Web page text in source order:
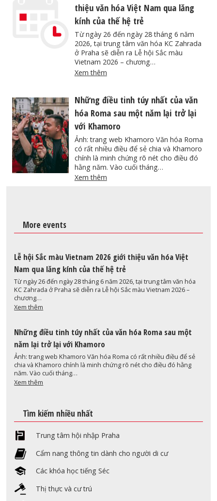
thiệu văn hóa Việt Nam qua lăng
kính của thế hệ trẻ
Từ ngày 26 đến ngày 28 tháng 6 năm
2026, tại trung tâm văn hóa KC Zahrada
ở Praha sẽ diễn ra Lễ hội Sắc màu
Vietnam 2026 – chương…
Xem thêm
Những điều tinh túy nhất của văn
hóa Roma sau một năm lại trở lại
với Khamoro
Ảnh: trang web Khamoro Văn hóa Roma
có rất nhiều điều để sẻ chia và Khamoro
chính là minh chứng rõ nét cho điều đó
hằng năm. Vào cuối tháng…
Xem thêm
More events
Lễ hội Sắc màu Vietnam 2026 giới thiệu văn hóa Việt
Nam qua lăng kính của thế hệ trẻ
Từ ngày 26 đến ngày 28 tháng 6 năm 2026, tại trung tâm văn hóa
KC Zahrada ở Praha sẽ diễn ra Lễ hội Sắc màu Vietnam 2026 –
chương…
Xem thêm
Những điều tinh túy nhất của văn hóa Roma sau một
năm lại trở lại với Khamoro
Ảnh: trang web Khamoro Văn hóa Roma có rất nhiều điều để sẻ
chia và Khamoro chính là minh chứng rõ nét cho điều đó hằng
năm. Vào cuối tháng…
Xem thêm
Tìm kiếm nhiều nhất
Trung tâm hội nhập Praha
Cẩm nang thông tin dành cho người di cư
Các khóa học tiếng Séc
Thị thực và cư trú